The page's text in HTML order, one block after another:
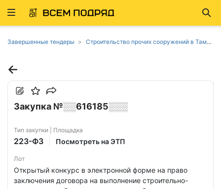
Развернуть
Завершенные тендеры Строительство прочих сооружений в Тамбовской области
Закупка №░░616185░░░
Тип закупки | Площадка
223-ФЗ Посмотреть на ЭТП
Лот
Открытый конкурс в электронной форме на право
заключения договора на выполнение строительно-